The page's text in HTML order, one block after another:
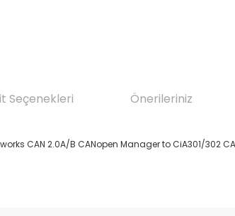
Seçenekleri Önerileriniz
CAN 2.0A/B CANopen Manager to CiA301/302